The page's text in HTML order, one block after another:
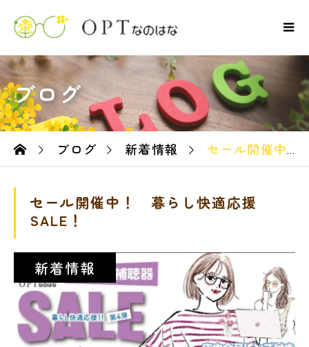
ブログ
ム
ブログ 新着情報 セール開催中！ 暮らし快適応援SALE！
セール開催中！ 暮らし快適応援
SALE！
新着情報